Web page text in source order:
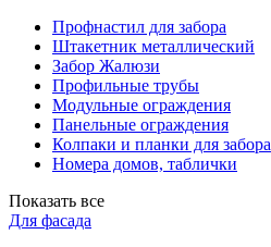
Профнастил для забора
Штакетник металлический
Забор Жалюзи
Профильные трубы
Модульные ограждения
Панельные ограждения
Колпаки и планки для забора
Номера домов, таблички
Показать все
Для фасада